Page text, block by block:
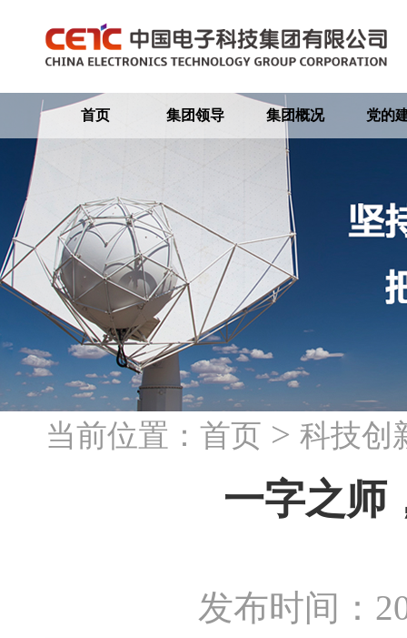
首页 集团领导 集团概况 党的
当前位置： 首页 > 科技创
一字之师
发布时间：